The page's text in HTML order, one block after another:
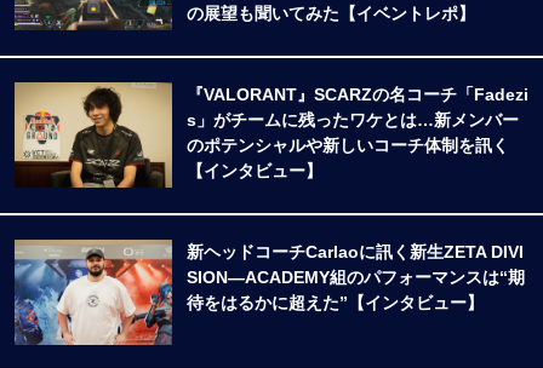
の展望も聞いてみた【イベントレポ】
『VALORANT』SCARZの名コーチ「Fadezi
s」がチームに残ったワケとは…新メンバー
のポテンシャルや新しいコーチ体制を訊く
【インタビュー】
新ヘッドコーチCarlaoに訊く新生ZETA DIVI
SION―ACADEMY組のパフォーマンスは“期
待をはるかに超えた”【インタビュー】